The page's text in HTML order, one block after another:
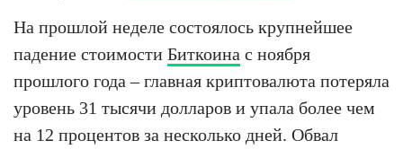
На прошлой неделе состоялось крупнейшее
падение стоимости Биткоина с ноября
прошлого года – главная криптовалюта потеряла
уровень 31 тысячи долларов и упала более чем
на 12 процентов за несколько дней. Обвал